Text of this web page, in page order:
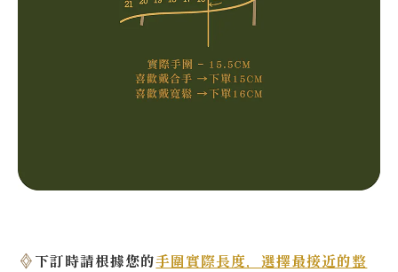
下訂時請根據您的手圍實際長度，選擇最接近的整